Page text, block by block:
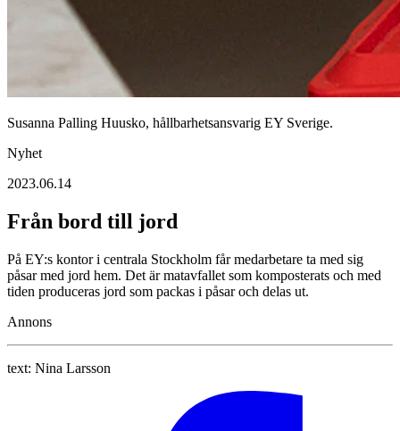
Susanna Palling Huusko, hållbarhetsansvarig EY Sverige.
Nyhet
2023.06.14
Från bord till jord
På EY:s kontor i centrala Stockholm får medarbetare ta med sig
påsar med jord hem. Det är matavfallet som komposterats och med
tiden produceras jord som packas i påsar och delas ut.
Annons
text: Nina Larsson